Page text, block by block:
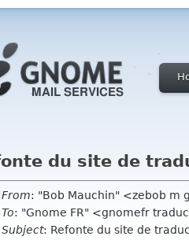
du site de
From: "Bob Mauchin" <zebob m
To: "Gnome FR" <gnomefr
Subject: Refonte du site de